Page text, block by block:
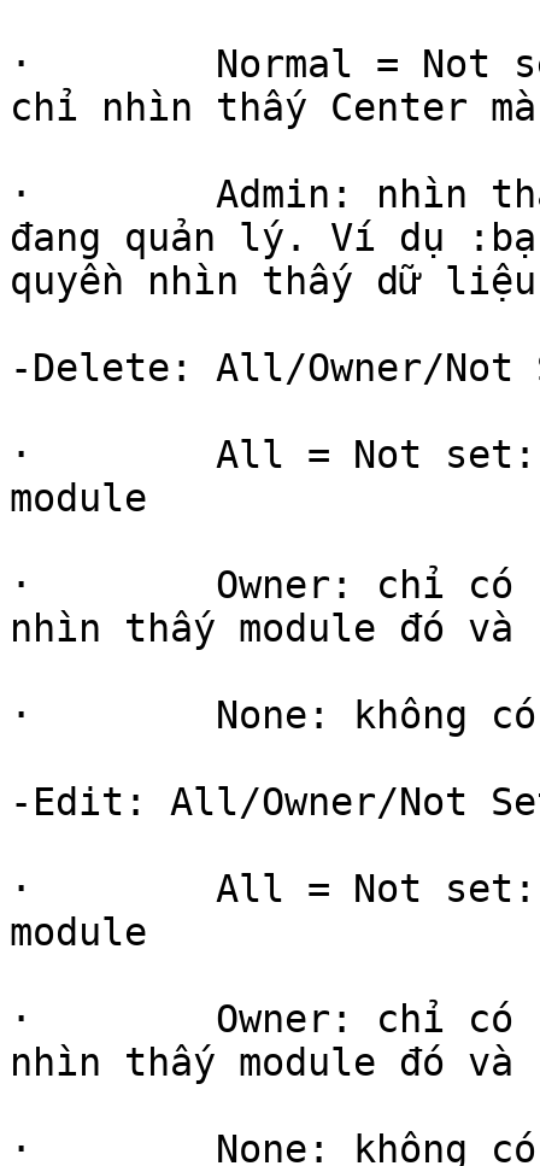
·        Normal = Not
chỉ nhìn thấy Center
·        Admin: nhìn
đang quản lý. Ví dụ
quyền nhìn thấy dữ
-Delete: All/Owner/Not
·        All = Not set:
module
·        Owner: chỉ có
nhìn thấy module đó
·        None: không có
-Edit: All/Owner/Not
·        All = Not set:
module
·        Owner: chỉ có
nhìn thấy module đó
·        None: không có